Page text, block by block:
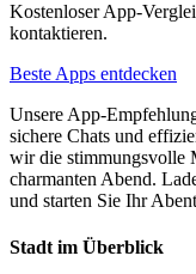
Kostenloser App-
kontaktieren.
Beste Apps entdecken
Unsere App-
sichere Chats und
wir die stimmungsvolle
charmanten Abend.
und starten Sie Ihr
Stadt im Überblick